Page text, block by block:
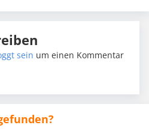
sein um einen Kommentar